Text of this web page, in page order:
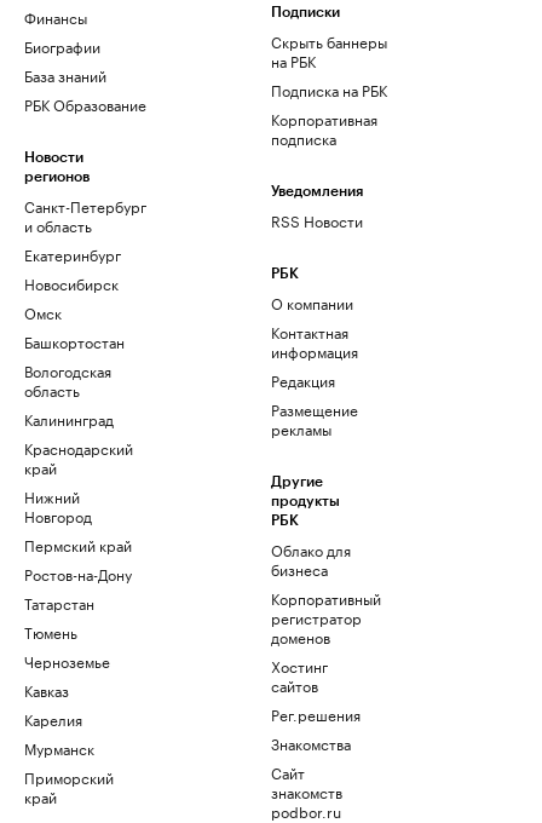
Финансы
Биографии
База знаний
РБК Образование
Новости
регионов
Санкт-Петербург
и область
Екатеринбург
Новосибирск
Омск
Башкортостан
Вологодская
область
Калининград
Краснодарский
край
Нижний
Новгород
Пермский край
Ростов-на-Дону
Татарстан
Тюмень
Черноземье
Кавказ
Карелия
Мурманск
Приморский
край
Подписки
Скрыть баннеры
на РБК
Подписка на РБК
Корпоративная
подписка
Уведомления
RSS Новости
РБК
О компании
Контактная
информация
Редакция
Размещение
рекламы
Другие
продукты
РБК
Облако для
бизнеса
Корпоративный
регистратор
доменов
Хостинг
сайтов
Рег.решения
Знакомства
Сайт
знакомств
podbor.ru